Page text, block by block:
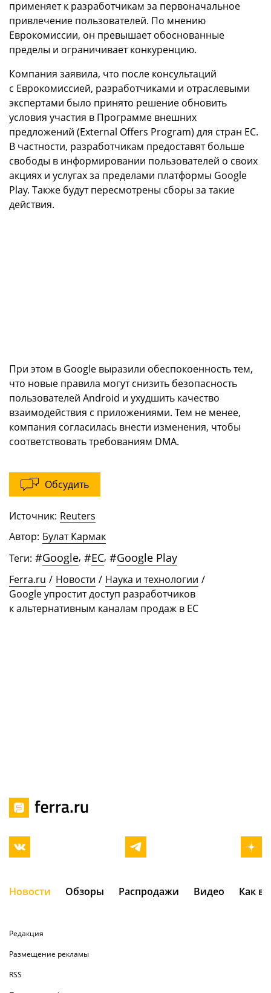
применяет к разработчикам за первоначальное
привлечение пользователей. По мнению
Еврокомиссии, он превышает обоснованные
пределы и ограничивает конкуренцию.
Компания заявила, что после консультаций
с Еврокомиссией, разработчиками и отраслевыми
экспертами было принято решение обновить
условия участия в Программе внешних
предложений (External Offers Program) для стран ЕС.
В частности, разработчикам предоставят больше
свободы в информировании пользователей о своих
акциях и услугах за пределами платформы Google
Play. Также будут пересмотрены сборы за такие
действия.
При этом в Google выразили обеспокоенность тем,
что новые правила могут снизить безопасность
пользователей Android и ухудшить качество
взаимодействия с приложениями. Тем не менее,
компания согласилась внести изменения, чтобы
соответствовать требованиям DMA.
Обсудить
Источник: Reuters
Автор: Булат Кармак
Теги: #Google, #ЕС, #Google Play
Ferra.ru / Новости / Наука и технологии /
Google упростит доступ разработчиков
к альтернативным каналам продаж в ЕС
Новости Обзоры Распродажи Видео Как
Редакция
Размещение рекламы
RSS